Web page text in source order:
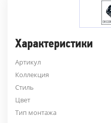
Характеристики
Артикул
Коллекция
Стиль
Цвет
Тип монтажа